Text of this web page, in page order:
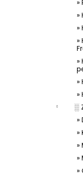
»
»
»
»
»
»
»
░
»
»
»
»
»